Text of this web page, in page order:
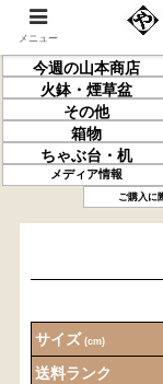
今週の山本商店
火鉢・煙草盆
その他
箱物
ちゃぶ台・机
メディア情報
ご購入に
棚付時代本箱
サイズ (cm)
送料ランク
メニュー